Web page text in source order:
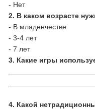
- Нет
2. В каком возрасте
- В младенчестве
- 3-4 лет
- 7 лет
3. Какие игры
4. Какой